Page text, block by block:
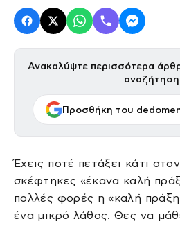
Ανακαλύψτε περισσότερα
Προσθήκη του
Έχεις ποτέ πετάξει κάτι
σκέφτηκες «έκανα καλή
πολλές φορές η «καλή
ένα μικρό λάθος. Θες να